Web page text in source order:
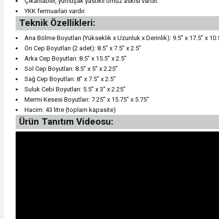
Sikke / Takoz / Bolt
Şok Emici Konumlama
Şok Emici Konumlama
Teknik Kazma ve Kürekler
Tırmanış Eldivenleri
Regülatörler
Regülatörler
Su Geçirmez Kılıflar
Tüp ve Vanalar
Tüp ve Vanalar
Saat
Şapka & Bere
Şapka & Bere
Soft Shell
Soft Shell
YKK fermuarları vardır.
Teknik Özellikleri:
Ana Bölme Boyutları (Yükseklik x Uzunluk x Derinlik): 9.5” x 17.5” x
Ön Cep Boyutları (2 adet): 8.5” x 7.5” x 2.5”
Arka Cep Boyutları: 8.5” x 15.5” x 2.5”
Sol Cep Boyutları: 8.5” x 5” x 2.25”
Sağ Cep Boyutları: 8” x 7.5” x 2.5”
Suluk Cebi Boyutları: 5.5” x 3” x 2.25”
Mermi Kesesi Boyutları: 7.25” x 15.75” x 5.75”
Hacim: 43 litre (toplam kapasite)
Ürün Tanıtım Videosu: